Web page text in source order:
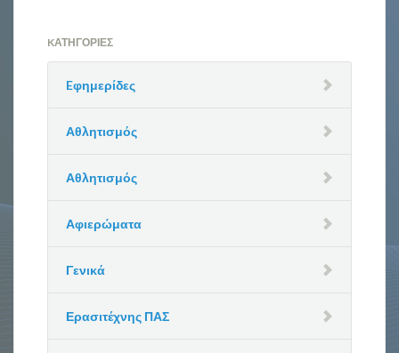
KΑΤΗΓΟΡΊΕΣ
Eφημερίδες
Αθλητισμός
Αθλητισμός
Αφιερώματα
Γενικά
Ερασιτέχνης ΠΑΣ